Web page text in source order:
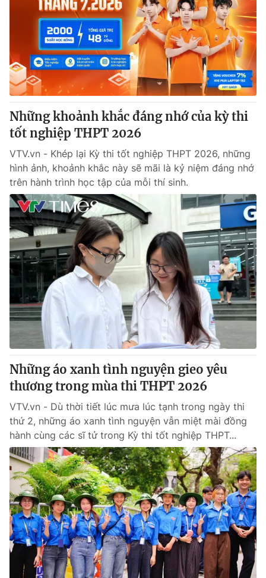
® Cấm sao chép dưới mọi hình thức nếu không có sự chấp
thuận bằng văn bản. Ghi rõ nguồn VTV.vn khi phát hành lại
thông tin từ website này.
Những khoảnh khắc đáng nhớ của kỳ thi
tốt nghiệp THPT 2026
VTV.vn - Khép lại Kỳ thi tốt nghiệp THPT 2026, những
hình ảnh, khoảnh khắc này sẽ mãi là kỷ niệm đáng nhớ
trên hành trình học tập của mỗi thí sinh.
Những áo xanh tình nguyện gieo yêu
thương trong mùa thi THPT 2026
VTV.vn - Dù thời tiết lúc mưa lúc tạnh trong ngày thi
thứ 2, những áo xanh tình nguyện vẫn miệt mài đồng
hành cùng các sĩ tử trong Kỳ thi tốt nghiệp THPT...